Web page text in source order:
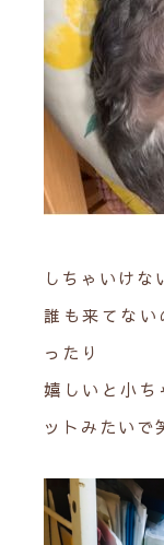
しちゃいけな
誰も来てない
ったり
嬉しいと小
ットみたいで